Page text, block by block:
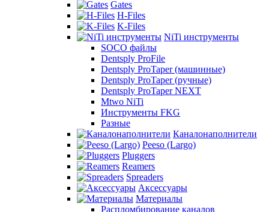
Gates
H-Files
K-Files
NiTi инструменты
SOCO файлы
Dentsply ProFile
Dentsply ProTaper (машинные)
Dentsply ProTaper (ручные)
Dentsply ProTaper NEXT
Mtwo NiTi
Инструменты FKG
Разные
Каналонаполнители
Peeso (Largo)
Pluggers
Reamers
Spreaders
Аксессуары
Материалы
Распломбирование каналов